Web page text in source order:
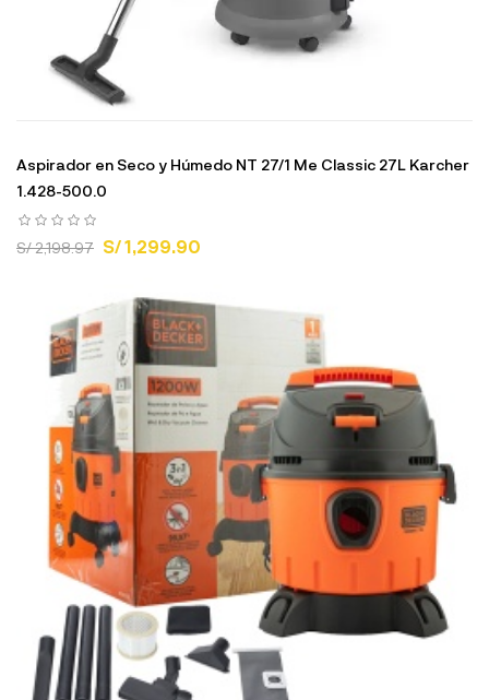
Aspirador en Seco y Húmedo NT 27/1 Me Classic 27L Karcher
1.428-500.0
S/ 2,198.97 S/ 1,299.90